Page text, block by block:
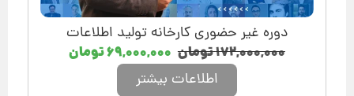
دوره غیر حضوری کارخانه تولید اطلاعات
۱۷۲,۰۰۰,۰۰۰تومان ۶۹,۰۰۰,۰۰۰تومان
اطلاعات بیشتر